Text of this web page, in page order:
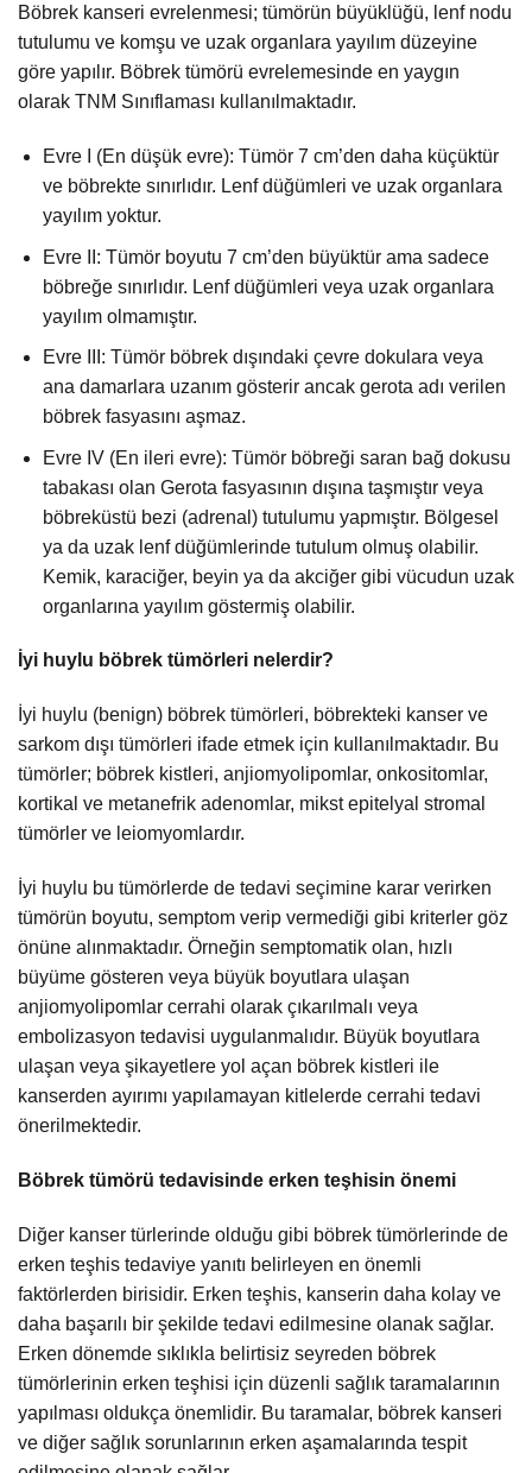
Böbrek kanseri evrelenmesi; tümörün büyüklüğü, lenf nodu
tutulumu ve komşu ve uzak organlara yayılım düzeyine
göre yapılır. Böbrek tümörü evrelemesinde en yaygın
olarak TNM Sınıflaması kullanılmaktadır.
Evre I (En düşük evre): Tümör 7 cm’den daha küçüktür
ve böbrekte sınırlıdır. Lenf düğümleri ve uzak organlara
yayılım yoktur.
Evre II: Tümör boyutu 7 cm’den büyüktür ama sadece
böbreğe sınırlıdır. Lenf düğümleri veya uzak organlara
yayılım olmamıştır.
Evre III: Tümör böbrek dışındaki çevre dokulara veya
ana damarlara uzanım gösterir ancak gerota adı verilen
böbrek fasyasını aşmaz.
Evre IV (En ileri evre): Tümör böbreği saran bağ dokusu
tabakası olan Gerota fasyasının dışına taşmıştır veya
böbreküstü bezi (adrenal) tutulumu yapmıştır. Bölgesel
ya da uzak lenf düğümlerinde tutulum olmuş olabilir.
Kemik, karaciğer, beyin ya da akciğer gibi vücudun uzak
organlarına yayılım göstermiş olabilir.
İyi huylu böbrek tümörleri nelerdir?
İyi huylu (benign) böbrek tümörleri, böbrekteki kanser ve
sarkom dışı tümörleri ifade etmek için kullanılmaktadır. Bu
tümörler; böbrek kistleri, anjiomyolipomlar, onkositomlar,
kortikal ve metanefrik adenomlar, mikst epitelyal stromal
tümörler ve leiomyomlardır.
İyi huylu bu tümörlerde de tedavi seçimine karar verirken
tümörün boyutu, semptom verip vermediği gibi kriterler göz
önüne alınmaktadır. Örneğin semptomatik olan, hızlı
büyüme gösteren veya büyük boyutlara ulaşan
anjiomyolipomlar cerrahi olarak çıkarılmalı veya
embolizasyon tedavisi uygulanmalıdır. Büyük boyutlara
ulaşan veya şikayetlere yol açan böbrek kistleri ile
kanserden ayırımı yapılamayan kitlelerde cerrahi tedavi
önerilmektedir.
Böbrek tümörü tedavisinde erken teşhisin önemi
Diğer kanser türlerinde olduğu gibi böbrek tümörlerinde de
erken teşhis tedaviye yanıtı belirleyen en önemli
faktörlerden birisidir. Erken teşhis, kanserin daha kolay ve
daha başarılı bir şekilde tedavi edilmesine olanak sağlar.
Erken dönemde sıklıkla belirtisiz seyreden böbrek
tümörlerinin erken teşhisi için düzenli sağlık taramalarının
yapılması oldukça önemlidir. Bu taramalar, böbrek kanseri
ve diğer sağlık sorunlarının erken aşamalarında tespit